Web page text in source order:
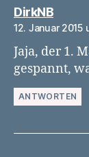
DirkNBsagt:
12. Januar 2015
Jaja, der 1.
gespannt,
ANTWORTEN